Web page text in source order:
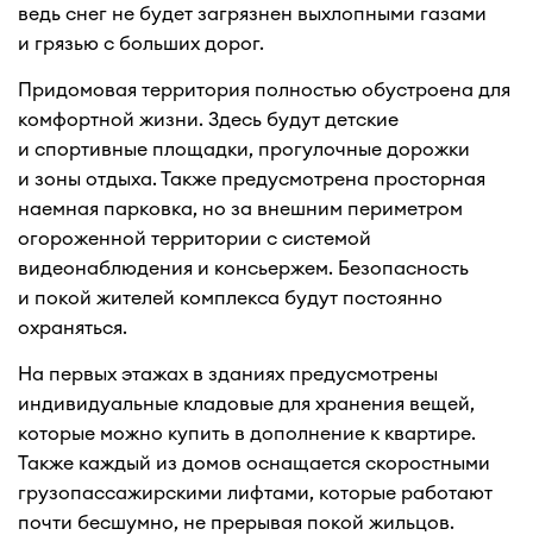
ведь снег не будет загрязнен выхлопными газами
и грязью с больших дорог.
Придомовая территория полностью обустроена для
комфортной жизни. Здесь будут детские
и спортивные площадки, прогулочные дорожки
и зоны отдыха. Также предусмотрена просторная
наемная парковка, но за внешним периметром
огороженной территории с системой
видеонаблюдения и консьержем. Безопасность
и покой жителей комплекса будут постоянно
охраняться.
На первых этажах в зданиях предусмотрены
индивидуальные кладовые для хранения вещей,
которые можно купить в дополнение к квартире.
Также каждый из домов оснащается скоростными
грузопассажирскими лифтами, которые работают
почти бесшумно, не прерывая покой жильцов.